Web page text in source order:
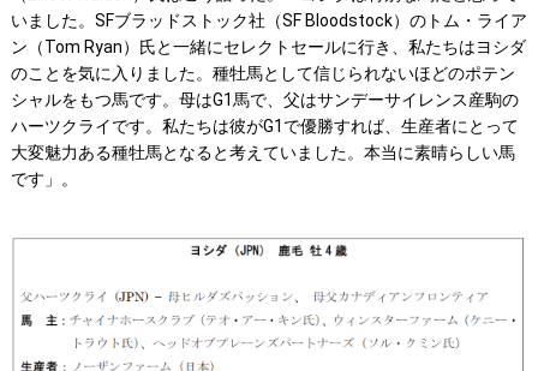
いました。SFブラッドストック社（SF Bloodstock）のトム・ライア
ン（Tom Ryan）氏と一緒にセレクトセールに行き、私たちはヨシダ
のことを気に入りました。種牡馬として信じられないほどのポテン
シャルをもつ馬です。母はG1馬で、父はサンデーサイレンス産駒の
ハーツクライです。私たちは彼がG1で優勝すれば、生産者にとって
大変魅力ある種牡馬となると考えていました。本当に素晴らしい馬
です」。